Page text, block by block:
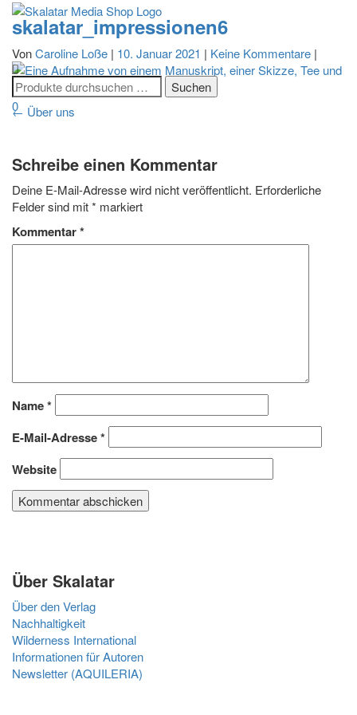
0
skalatar_impressionen6
VonCaroline Loße | 10. Januar 2021 | Keine Kommentare |
Beitragsnavigation
← Über uns
Schreibe einen Kommentar
Deine E-Mail-Adresse wird nicht veröffentlicht. Erforderliche
Felder sind mit* markiert
Kommentar*
Name*
E-Mail-Adresse*
Website
Über Skalatar
Über den Verlag
Nachhaltigkeit
Wilderness International
Informationen für Autoren
Newsletter (AQUILERIA)